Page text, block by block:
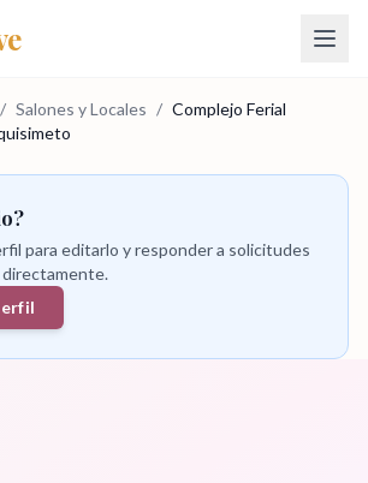
/ Salones y Locales / Complejo Ferial
para editarlo y responder a solicitudes